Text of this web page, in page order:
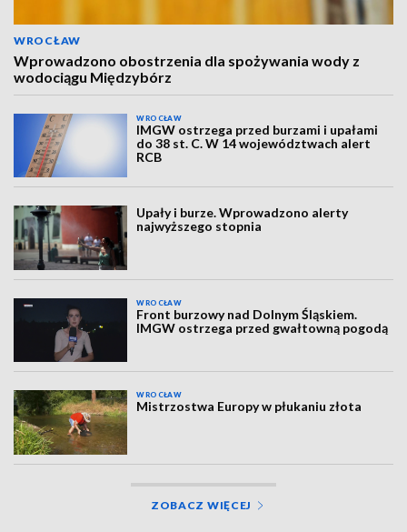
WROCŁAW
Wprowadzono obostrzenia dla spożywania wody z
wodociągu Międzybórz
WROCŁAW
IMGW ostrzega przed burzami i upałami
do 38 st. C. W 14 województwach alert
RCB
Upały i burze. Wprowadzono alerty
najwyższego stopnia
WROCŁAW
Front burzowy nad Dolnym Śląskiem.
IMGW ostrzega przed gwałtowną pogodą
WROCŁAW
Mistrzostwa Europy w płukaniu złota
ZOBACZ WIĘCEJ